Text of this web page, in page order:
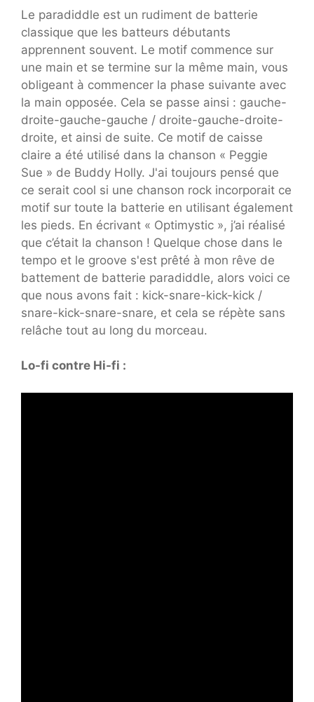
Le paradiddle est un rudiment de batterie
classique que les batteurs débutants
apprennent souvent. Le motif commence sur
une main et se termine sur la même main, vous
obligeant à commencer la phase suivante avec
la main opposée. Cela se passe ainsi : gauche-
droite-gauche-gauche / droite-gauche-droite-
droite, et ainsi de suite. Ce motif de caisse
claire a été utilisé dans la chanson « Peggie
Sue » de Buddy Holly. J'ai toujours pensé que
ce serait cool si une chanson rock incorporait ce
motif sur toute la batterie en utilisant également
les pieds. En écrivant « Optimystic », j’ai réalisé
que c’était la chanson ! Quelque chose dans le
tempo et le groove s'est prêté à mon rêve de
battement de batterie paradiddle, alors voici ce
que nous avons fait : kick-snare-kick-kick /
snare-kick-snare-snare, et cela se répète sans
relâche tout au long du morceau.
Lo-fi contre Hi-fi :